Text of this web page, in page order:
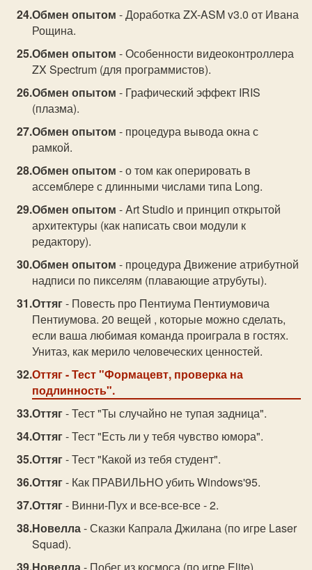
Обмен опытом - Доработка ZX-ASM v3.0 от Ивана
Рощина.
Обмен опытом - Особенности видеоконтроллера
ZX Spectrum (для программистов).
Обмен опытом - Графический эффект IRIS
(плазма).
Обмен опытом - процедура вывода окна с
рамкой.
Обмен опытом - о том как оперировать в
ассемблере с длинными числами типа Long.
Обмен опытом - Art Studio и принцип открытой
архитектуры (как написать свои модули к
редактору).
Обмен опытом - процедура Движение атрибутной
надписи по пикселям (плавающие атрубуты).
Оттяг- Повесть про Пентиума Пентиумовича
Пентиумова. 20 вещей , которые можно сделать,
если ваша любимая команда проиграла в гостях.
Унитаз, как мерило человеческих ценностей.
Оттяг- Тест "Формацевт, проверка на
подлинность".
Оттяг- Тест "Ты случайно не тупая задница".
Оттяг- Тест "Есть ли у тебя чувство юмора".
Оттяг- Тест "Какой из тебя студент".
Оттяг- Как ПРАВИЛЬНО убить Windows'95.
Оттяг- Винни-Пух и все-все-все - 2.
Новелла- Сказки Капрала Джилана (по игре Laser
Squad).